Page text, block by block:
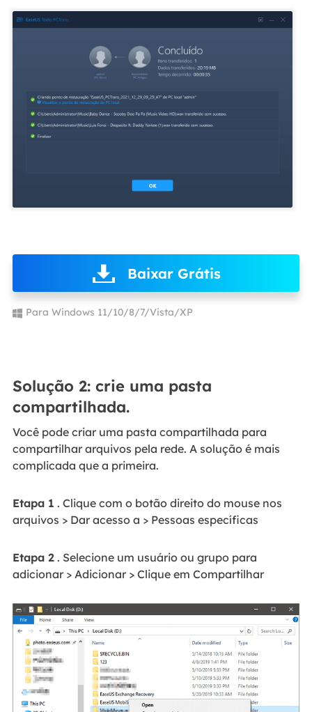
Baixar Grátis
Para Windows 11/10/8/7/Vista/XP
Solução 2: crie uma pasta
compartilhada.
Você pode criar uma pasta compartilhada para
compartilhar arquivos pela rede. A solução é mais
complicada que a primeira.
Etapa 1 . Clique com o botão direito do mouse nos
arquivos > Dar acesso a > Pessoas específicas
Etapa 2. Selecione um usuário ou grupo para
adicionar > Adicionar > Clique em Compartilhar